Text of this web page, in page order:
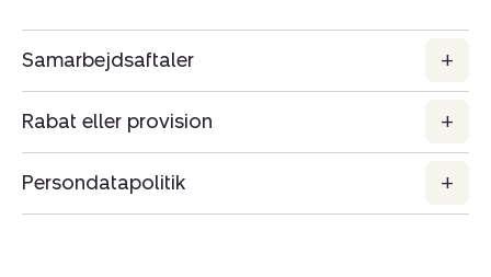
Samarbejdsaftaler
Rabat eller provision
Persondatapolitik